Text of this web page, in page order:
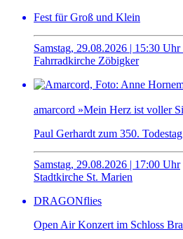
Fest für Groß und Klein
Samstag, 29.08.2026 | 15:30
Fahrradkirche Zöbigker
amarcord »Mein Herz ist voller
Paul Gerhardt zum 350. Todestag
Samstag, 29.08.2026 | 17:00 Uhr
Stadtkirche St. Marien
DRAGONflies
Open Air Konzert im Schloss